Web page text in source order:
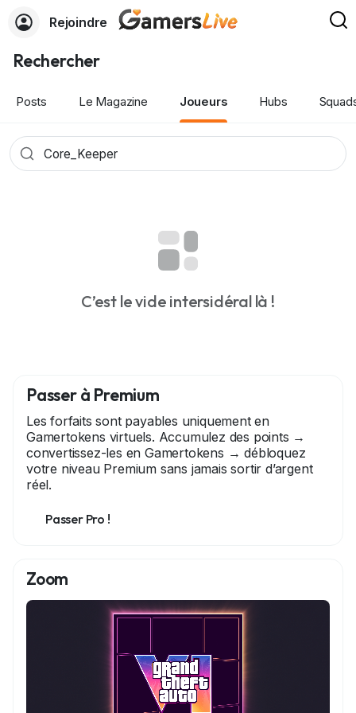
Rejoindre
Rechercher
Posts Le Magazine Joueurs Hubs
C’est le vide intersidéral là !
Passer à Premium
Les forfaits sont payables uniquement en
Gamertokens virtuels. Accumulez des points →
convertissez-les en Gamertokens → débloquez
votre niveau Premium sans jamais sortir d’argent
réel.
Passer Pro !
Zoom